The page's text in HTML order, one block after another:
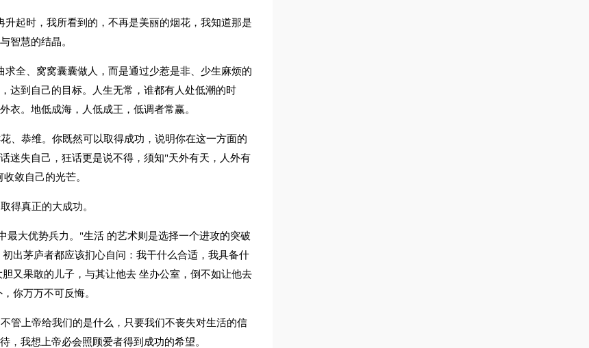
起时，我所看到的，不再是美丽的烟花，我知道那是
智慧的结晶。
全、窝窝囊囊做人，而是通过少惹是非、少生麻烦的
达到自己的目标。人生无常，谁都有人处低潮的时
衣。地低成海，人低成王，低调者常赢。
、恭维。你既然可以取得成功，说明你在这一方面的
迷失自己，狂话更是说不得，须知"天外有天，人外有
敛自己的光芒。
得真正的大成功。
最大优势兵力。"生活 的艺术则是选择一个进攻的突破
出茅庐者都应该扪心自问：我干什么合适，我具备什
又果敢的儿子，与其让他去 坐办公室，倒不如让他去
你万万不可反悔。
管上帝给我们的是什么，只要我们不丧失对生活的信
，我想上帝必会照顾爱者得到成功的希望。